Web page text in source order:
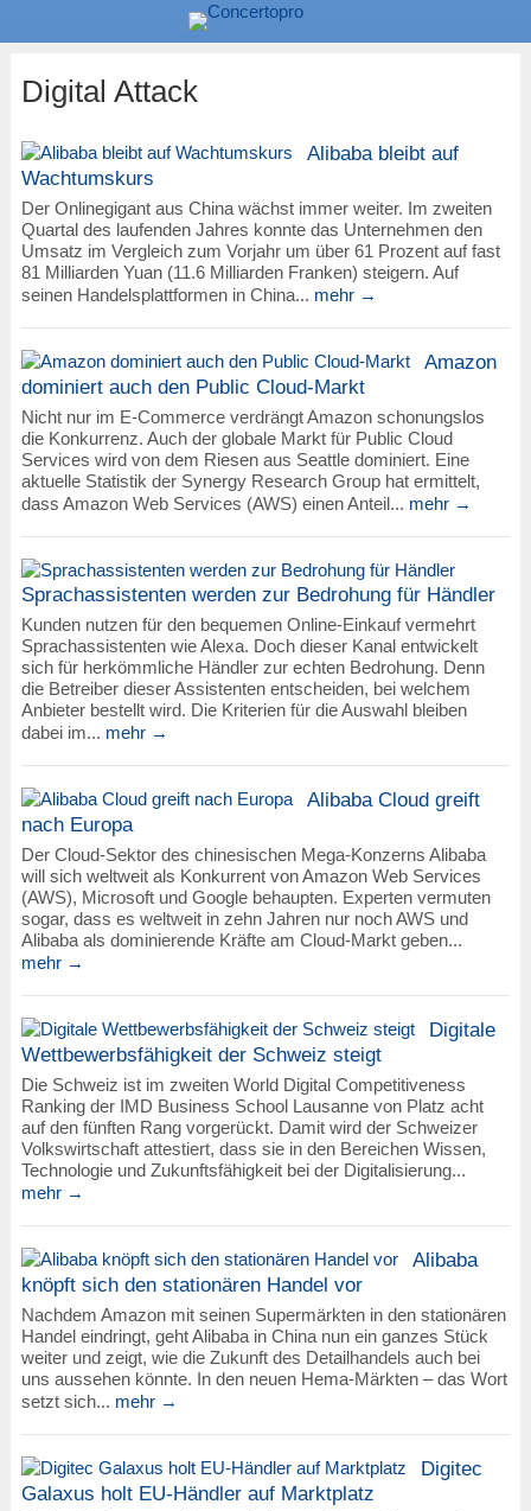
Digital Attack
Alibaba bleibt auf
Wachtumskurs
Der Onlinegigant aus China wächst immer weiter. Im zweiten
Quartal des laufenden Jahres konnte das Unternehmen den
Umsatz im Vergleich zum Vorjahr um über 61 Prozent auf fast
81 Milliarden Yuan (11.6 Milliarden Franken) steigern. Auf
seinen Handelsplattformen in China... mehr →
Amazon
dominiert auch den Public Cloud-Markt
Nicht nur im E-Commerce verdrängt Amazon schonungslos
die Konkurrenz. Auch der globale Markt für Public Cloud
Services wird von dem Riesen aus Seattle dominiert. Eine
aktuelle Statistik der Synergy Research Group hat ermittelt,
dass Amazon Web Services (AWS) einen Anteil... mehr →
Sprachassistenten werden zur Bedrohung für Händler
Kunden nutzen für den bequemen Online-Einkauf vermehrt
Sprachassistenten wie Alexa. Doch dieser Kanal entwickelt
sich für herkömmliche Händler zur echten Bedrohung. Denn
die Betreiber dieser Assistenten entscheiden, bei welchem
Anbieter bestellt wird. Die Kriterien für die Auswahl bleiben
dabei im... mehr →
Alibaba Cloud greift
nach Europa
Der Cloud-Sektor des chinesischen Mega-Konzerns Alibaba
will sich weltweit als Konkurrent von Amazon Web Services
(AWS), Microsoft und Google behaupten. Experten vermuten
sogar, dass es weltweit in zehn Jahren nur noch AWS und
Alibaba als dominierende Kräfte am Cloud-Markt geben...
mehr →
Digitale
Wettbewerbsfähigkeit der Schweiz steigt
Die Schweiz ist im zweiten World Digital Competitiveness
Ranking der IMD Business School Lausanne von Platz acht
auf den fünften Rang vorgerückt. Damit wird der Schweizer
Volkswirtschaft attestiert, dass sie in den Bereichen Wissen,
Technologie und Zukunftsfähigkeit bei der Digitalisierung...
mehr →
Alibaba
knöpft sich den stationären Handel vor
Nachdem Amazon mit seinen Supermärkten in den stationären
Handel eindringt, geht Alibaba in China nun ein ganzes Stück
weiter und zeigt, wie die Zukunft des Detailhandels auch bei
uns aussehen könnte. In den neuen Hema-Märkten – das Wort
setzt sich... mehr →
Digitec
Galaxus holt EU-Händler auf Marktplatz